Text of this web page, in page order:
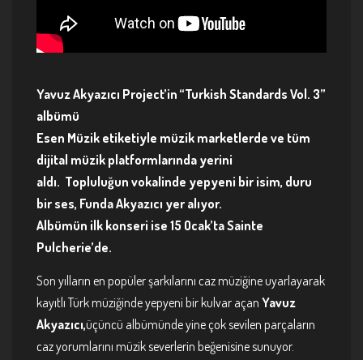
Yavuz Akyazıcı Project’in “Turkish Standards Vol. 3”
albümü
Esen Müzik etiketiyle müzik marketlerde ve tüm
dijital müzik platformlarında yerini
aldı. Topluluğun vokalinde yepyeni bir isim, duru
bir ses, Funda Akyazıcı yer alıyor.
Albümün ilk konseri ise 15 Ocak’ta Sainte
Pulcherie’de.
Son yılların en popüler şarkılarını caz müziğine uyarlayarak
kayıtlı Türk müziğinde yepyeni bir kulvar açan Yavuz
Akyazıcı,üçüncü albümünde yine çok sevilen parçaların
caz yorumlarını müzik severlerin beğenisine sunuyor.